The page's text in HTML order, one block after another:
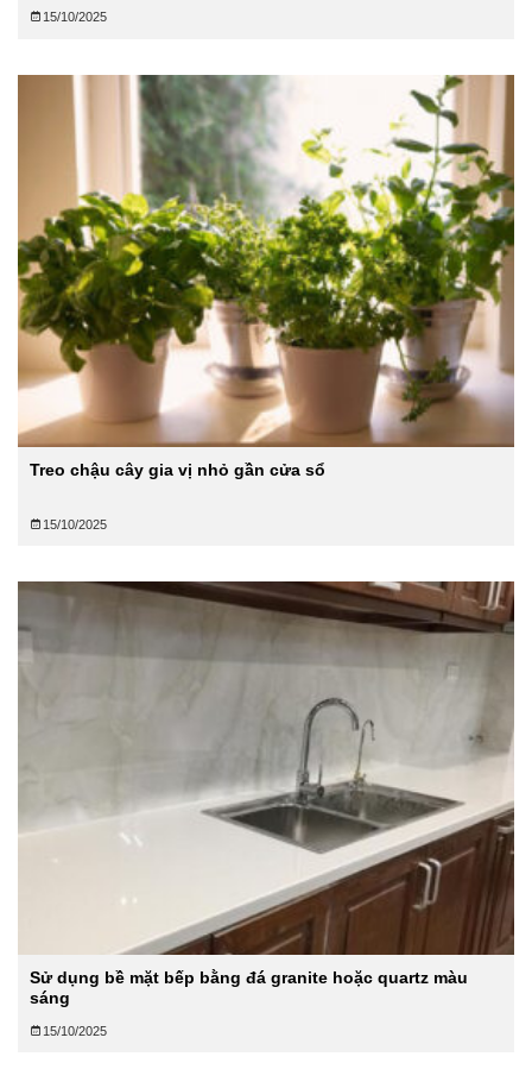
15/10/2025
Treo chậu cây gia vị nhỏ gần cửa sổ
15/10/2025
Sử dụng bề mặt bếp bằng đá granite hoặc quartz màu
sáng
15/10/2025